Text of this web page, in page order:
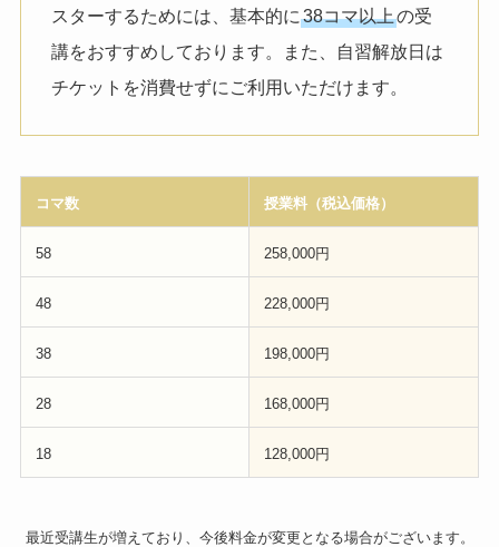
スターするためには、基本的に 38コマ以上の受
講をおすすめしております。また、自習解放日は
チケットを消費せずにご利用いただけます。
コマ数 授業料（税込価格）
58 258,000円
48 228,000円
38 198,000円
28 168,000円
18 128,000円
最近受講生が増えており、今後料金が変更となる場合がございます。